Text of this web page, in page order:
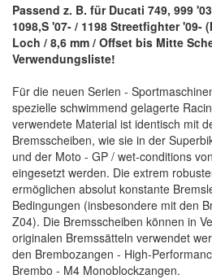
Passend z. B. für Ducati 749, 999
1098,S '07- / 1198 Streetfighter '09-
Loch / 8,6 mm / Offset bis Mitte
Verwendungsliste!
Für die neuen Serien -
spezielle schwimmend gelagerte
verwendete Material ist identisch mit
Bremsscheiben, wie sie in der
und der Moto - GP / wet-conditions
eingesetzt werden. Die extrem
ermöglichen absolut konstante
Bedingungen (insbesondere mit den
Z04). Die Bremsscheiben können in
originalen Bremssätteln verwendet
den Brembozangen - High-
Brembo - M4 Monoblockzangen.